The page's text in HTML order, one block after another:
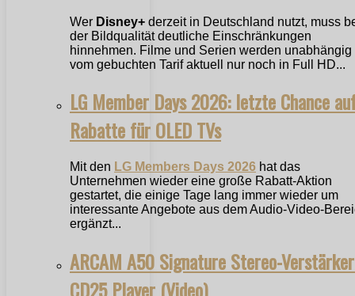
Wer Disney+ derzeit in Deutschland nutzt, muss
der Bildqualität deutliche Einschränkungen
hinnehmen. Filme und Serien werden unabhängig
vom gebuchten Tarif aktuell nur noch in Full HD...
LG Member Days 2026: letzte Chance
Rabatte für OLED TVs
Mit den LG Members Days 2026 hat das
Unternehmen wieder eine große Rabatt-Aktion
gestartet, die einige Tage lang immer wieder um
interessante Angebote aus dem Audio-Video-
ergänzt...
ARCAM A50 Signature Stereo-
CD25 Player (Video)